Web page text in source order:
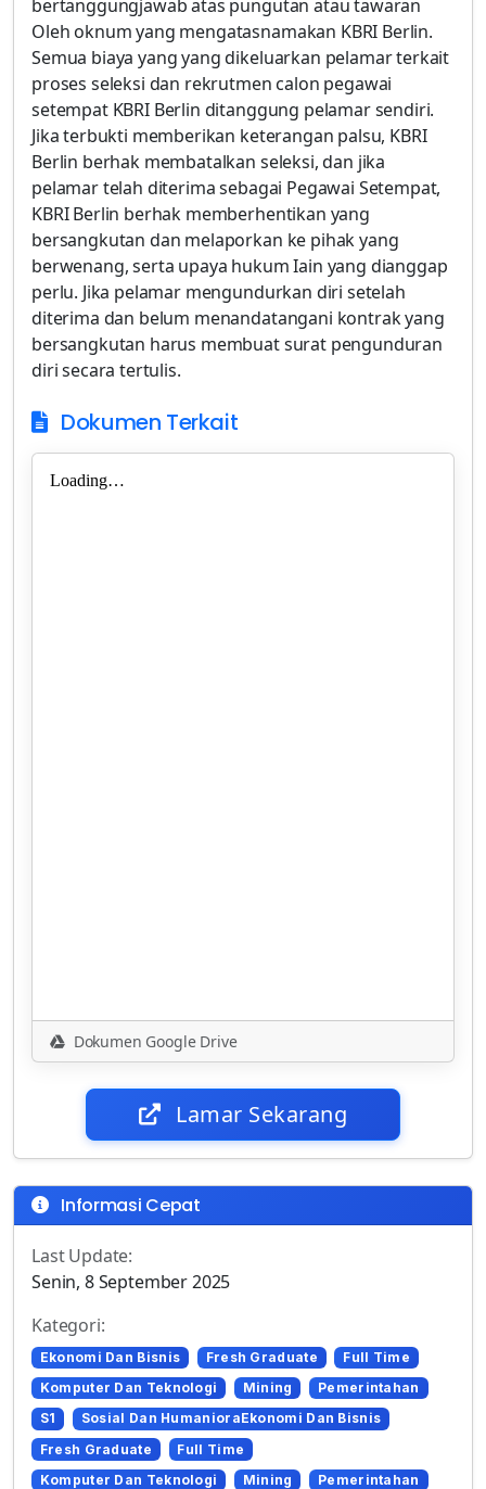
bertanggungjawab atas pungutan atau tawaran
Oleh oknum yang mengatasnamakan KBRI Berlin.
Semua biaya yang yang dikeluarkan pelamar terkait
proses seleksi dan rekrutmen calon pegawai
setempat KBRI Berlin ditanggung pelamar sendiri.
Jika terbukti memberikan keterangan palsu, KBRI
Berlin berhak membatalkan seleksi, dan jika
pelamar telah diterima sebagai Pegawai Setempat,
KBRI Berlin berhak memberhentikan yang
bersangkutan dan melaporkan ke pihak yang
berwenang, serta upaya hukum Iain yang dianggap
perlu. Jika pelamar mengundurkan diri setelah
diterima dan belum menandatangani kontrak yang
bersangkutan harus membuat surat pengunduran
diri secara tertulis.
Dokumen Terkait
Dokumen Google Drive
Lamar Sekarang
Informasi Cepat
Last Update:
Senin, 8 September 2025
Kategori:
Ekonomi Dan Bisnis Fresh Graduate
Full Time
Komputer Dan Teknologi
Mining
Pemerintahan
S1
Sosial Dan HumanioraEkonomi Dan Bisnis
Fresh Graduate
Full Time
Komputer Dan Teknologi
Mining
Pemerintahan